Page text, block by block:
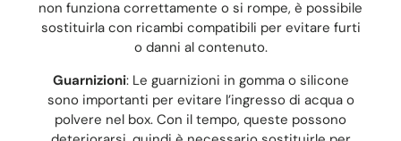
non funziona correttamente o si rompe, è possibile
sostituirla con ricambi compatibili per evitare furti
o danni al contenuto.
Guarnizioni: Le guarnizioni in gomma o silicone
sono importanti per evitare l’ingresso di acqua o
polvere nel box. Con il tempo, queste possono